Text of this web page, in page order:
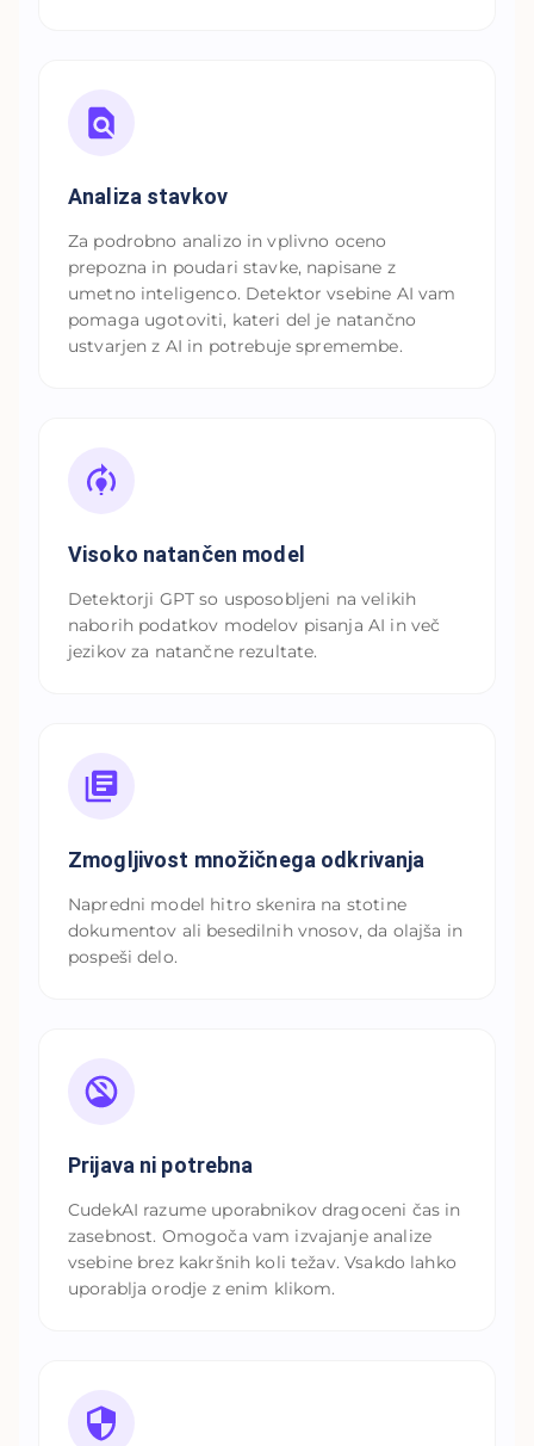
Analiza stavkov
Za podrobno analizo in vplivno oceno
prepozna in poudari stavke, napisane z
umetno inteligenco. Detektor vsebine AI vam
pomaga ugotoviti, kateri del je natančno
ustvarjen z AI in potrebuje spremembe.
Visoko natančen model
Detektorji GPT so usposobljeni na velikih
naborih podatkov modelov pisanja AI in več
jezikov za natančne rezultate.
Zmogljivost množičnega odkrivanja
Napredni model hitro skenira na stotine
dokumentov ali besedilnih vnosov, da olajša in
pospeši delo.
Prijava ni potrebna
CudekAI razume uporabnikov dragoceni čas in
zasebnost. Omogoča vam izvajanje analize
vsebine brez kakršnih koli težav. Vsakdo lahko
uporablja orodje z enim klikom.